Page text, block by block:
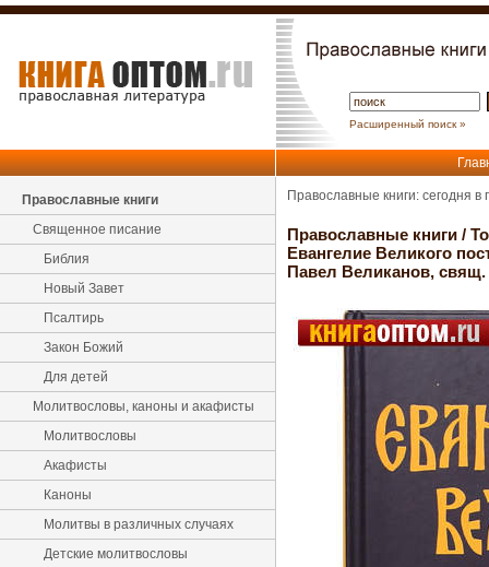
Расширенный поиск »
Православные книги
Священное писание
Библия
Новый Завет
Псалтирь
Закон Божий
Для детей
Молитвословы, каноны и акафисты
Молитвословы
Акафисты
Каноны
Молитвы в различных случаях
Детские молитвословы
Православные книги: сегодня
Православные книги /
Евангелие Великого
Павел Великанов,